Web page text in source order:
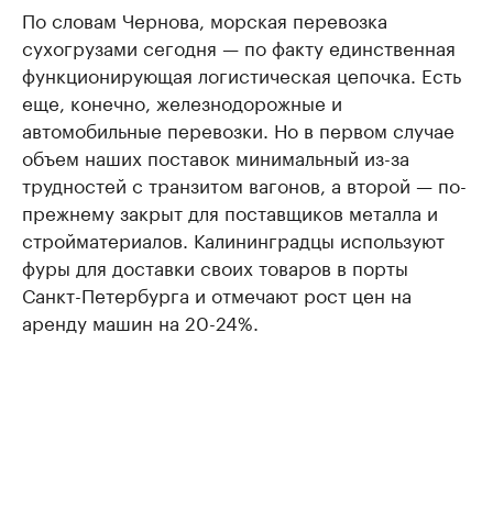
По словам Чернова, морская перевозка
сухогрузами сегодня — по факту единственная
функционирующая логистическая цепочка. Есть
еще, конечно, железнодорожные и
автомобильные перевозки. Но в первом случае
объем наших поставок минимальный из-за
трудностей с транзитом вагонов, а второй — по-
прежнему закрыт для поставщиков металла и
стройматериалов. Калининградцы используют
фуры для доставки своих товаров в порты
Санкт-Петербурга и отмечают рост цен на
аренду машин на 20-24%.